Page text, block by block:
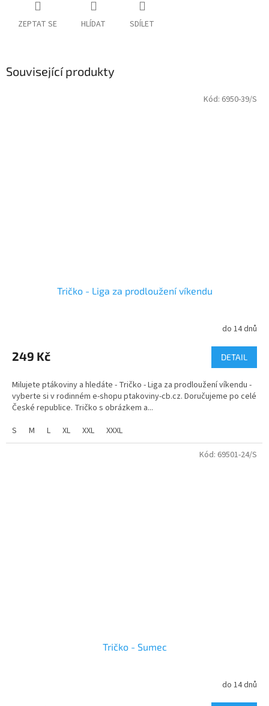
ZEPTAT SE HLÍDAT SDÍLET
Související produkty
Tričko - Liga za prodloužení víkendu
do 14 dnů
249 Kč DETAIL
Milujete ptákoviny a hledáte - Tričko - Liga za prodloužení víkendu -
vyberte si v rodinném e-shopu ptakoviny-cb.cz. Doručujeme po celé
České republice. Tričko s obrázkem a...
S
M L XL XXL XXXL
Kód: 6950-39/S
Tričko - Sumec
do 14 dnů
Kód: 69501-24/S